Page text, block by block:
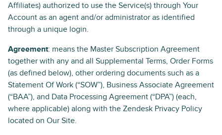
Affiliates) authorized to use the Service(s) through Your
Account as an agent and/or administrator as identified
through a unique login.
Agreement: means the Master Subscription Agreement
together with any and all Supplemental Terms, Order Forms
(as defined below), other ordering documents such as a
Statement Of Work (“SOW”), Business Associate Agreement
(“BAA”), and Data Processing Agreement (“DPA”) (each,
where applicable) along with the Zendesk Privacy Policy
located on Our Site.